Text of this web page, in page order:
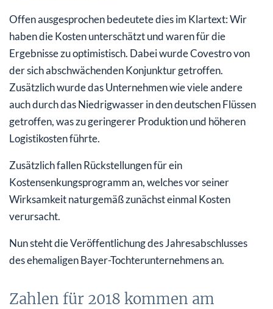
Offen ausgesprochen bedeutete dies im Klartext: Wir
haben die Kosten unterschätzt und waren für die
Ergebnisse zu optimistisch. Dabei wurde Covestro von
der sich abschwächenden Konjunktur getroffen.
Zusätzlich wurde das Unternehmen wie viele andere
auch durch das Niedrigwasser in den deutschen Flüssen
getroffen, was zu geringerer Produktion und höheren
Logistikosten führte.
Zusätzlich fallen Rückstellungen für ein
Kostensenkungsprogramm an, welches vor seiner
Wirksamkeit naturgemäß zunächst einmal Kosten
verursacht.
Nun steht die Veröffentlichung des Jahresabschlusses
des ehemaligen Bayer-Tochterunternehmens an.
Zahlen für 2018 kommen am